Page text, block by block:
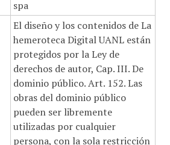
spa
El diseño y los contenidos de La
hemeroteca Digital UANL están
protegidos por la Ley de
derechos de autor, Cap. III. De
dominio público. Art. 152. Las
obras del dominio público
pueden ser libremente
utilizadas por cualquier
persona, con la sola restricción